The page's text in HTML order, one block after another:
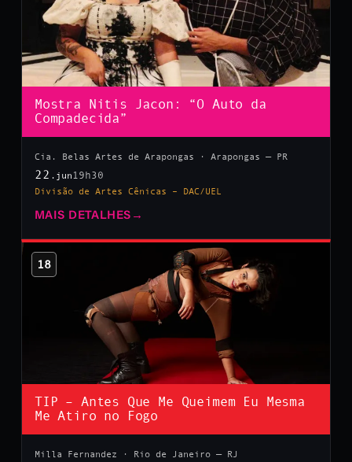
Mostra Nitis Jacon: “O Auto da
Compadecida”
Cia. Belas Artes de Arapongas · Arapongas — PR
22 .jun 19h30
Divisão de Artes Cênicas – DAC/UEL
MAIS DETALHES →
18
TIP – Antes Que Me Queimem Eu Mesma
Me Atiro no Fogo
Milla Fernandez · Rio de Janeiro — RJ